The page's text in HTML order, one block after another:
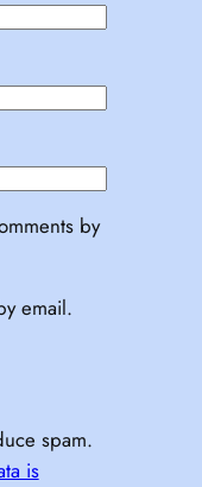
by
email.
spam.
is